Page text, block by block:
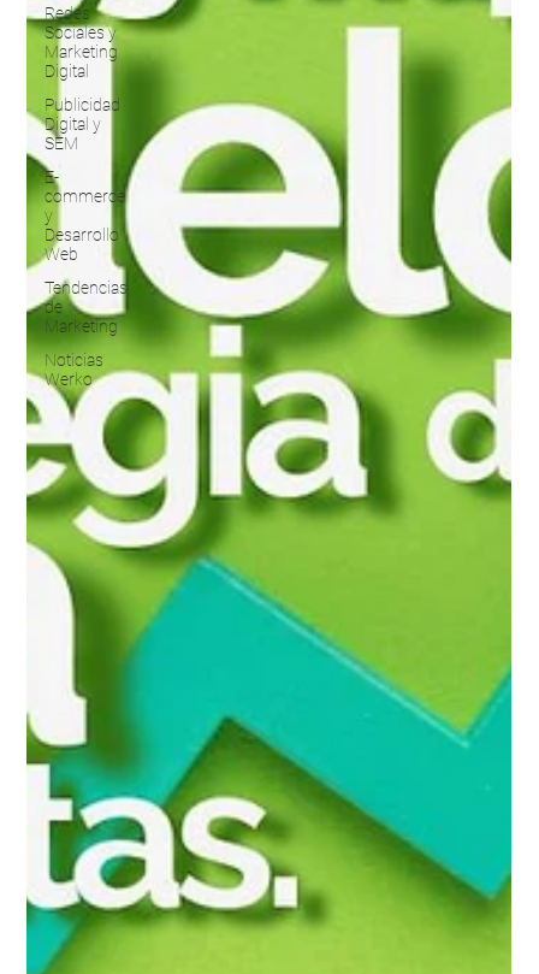
Redes
Sociales y
Marketing
Digital
Publicidad
Digital y
SEM
E-
commerce
y
Desarrollo
Web
Tendencias
de
Marketing
Noticias
Werko